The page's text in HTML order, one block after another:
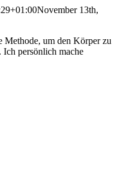
November 13th,
Methode, um den Körper zu
Ich persönlich mache